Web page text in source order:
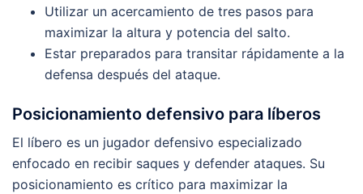
Utilizar un acercamiento de tres pasos para
maximizar la altura y potencia del salto.
Estar preparados para transitar rápidamente a la
defensa después del ataque.
Posicionamiento defensivo para líberos
El líbero es un jugador defensivo especializado
enfocado en recibir saques y defender ataques. Su
posicionamiento es crítico para maximizar la